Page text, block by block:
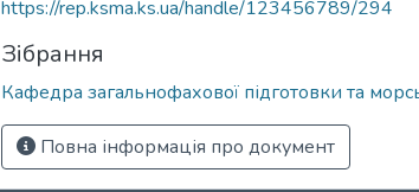
https://rep.ksma.ks.ua/handle/123456789/294
Зібрання
Кафедра загальнофахової підготовки та
Повна інформація про документ